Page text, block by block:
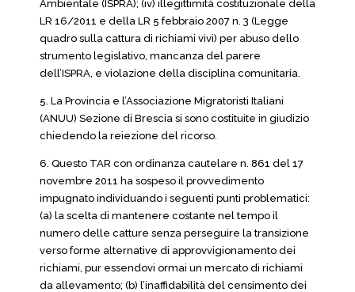
Ambientale (ISPRA); (iv) illegittimità costituzionale della
LR 16/2011 e della LR 5 febbraio 2007 n. 3 (Legge
quadro sulla cattura di richiami vivi) per abuso dello
strumento legislativo, mancanza del parere
dell’ISPRA, e violazione della disciplina comunitaria.
5. La Provincia e l’Associazione Migratoristi Italiani
(ANUU) Sezione di Brescia si sono costituite in giudizio
chiedendo la reiezione del ricorso.
6. Questo TAR con ordinanza cautelare n. 861 del 17
novembre 2011 ha sospeso il provvedimento
impugnato individuando i seguenti punti problematici:
(a) la scelta di mantenere costante nel tempo il
numero delle catture senza perseguire la transizione
verso forme alternative di approvvigionamento dei
richiami, pur essendovi ormai un mercato di richiami
da allevamento; (b) l’inaffidabilità del censimento dei